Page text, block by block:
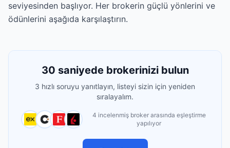
seviyesinden başlıyor. Her brokerin güçlü yönlerini ve
ödünlerini aşağıda karşılaştırın.
30 saniyede brokerinizi bulun
3 hızlı soruyu yanıtlayın, listeyi sizin için yeniden
sıralayalım.
4 incelenmiş broker arasında eşleştirme
yapılıyor